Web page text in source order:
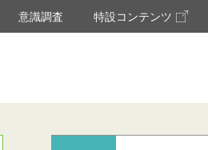
意識調査 特設コンテンツ